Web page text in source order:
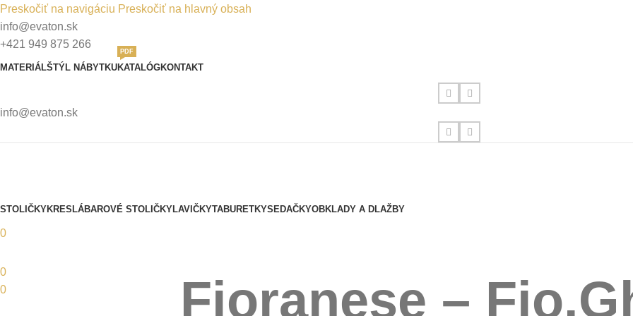
Preskočiť na navigáciu Preskočiť na hlavný obsah
info@evaton.sk
+421 949 875 266
MATERIÁLŠTÝL NÁBYTKUKATALÓG
PDF
KONTAKT
info@evaton.sk
STOLIČKYKRESLÁBAROVÉ STOLIČKYLAVIČKYTABURETKYSEDAČKYOBKLADY A DLAŽBY
0
0
0
Fioranese –